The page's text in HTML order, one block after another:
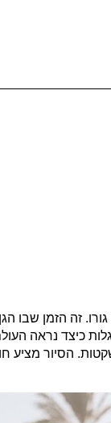
זה הזמן שבו
כיצד נראה
הסיור מציע